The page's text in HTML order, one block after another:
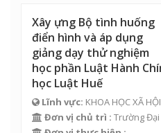
Xây ựng Bộ tình huống
điển hình và áp dụng
giảng dạy thử nghiệm
học phần Luật Hành
học Luật Huế
Lĩnh vực: KHOA HỌC XÃ HỘI
Đơn vị chủ trì : Trường Đại